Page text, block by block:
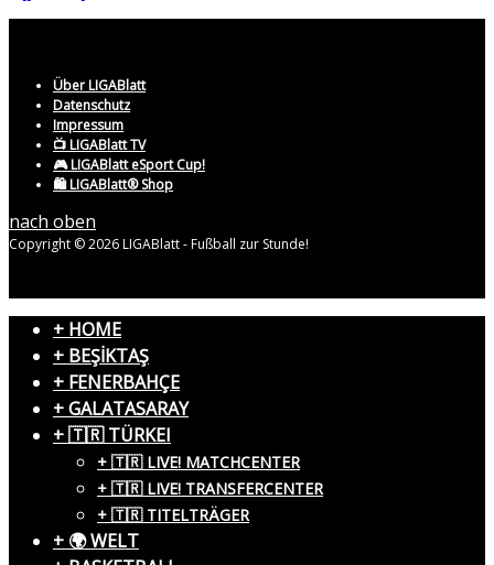
Über LIGABlatt
Datenschutz
Impressum
📺 LIGABlatt TV
🎮 LIGABlatt eSport Cup!
🛍️ LIGABlatt® Shop
nach oben
Copyright © 2026 LIGABlatt - Fußball zur Stunde!
+ HOME
+ BEŞİKTAŞ
+ FENERBAHÇE
+ GALATASARAY
+ 🇹🇷 TÜRKEI
+ 🇹🇷 LIVE! MATCHCENTER
+ 🇹🇷 LIVE! TRANSFERCENTER
+ 🇹🇷 TITELTRÄGER
+ 🌍 WELT